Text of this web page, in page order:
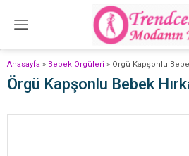
Anasayfa » Bebek Örgüleri » Örgü Kapşonlu Bebek
Örgü Kapşonlu Bebek